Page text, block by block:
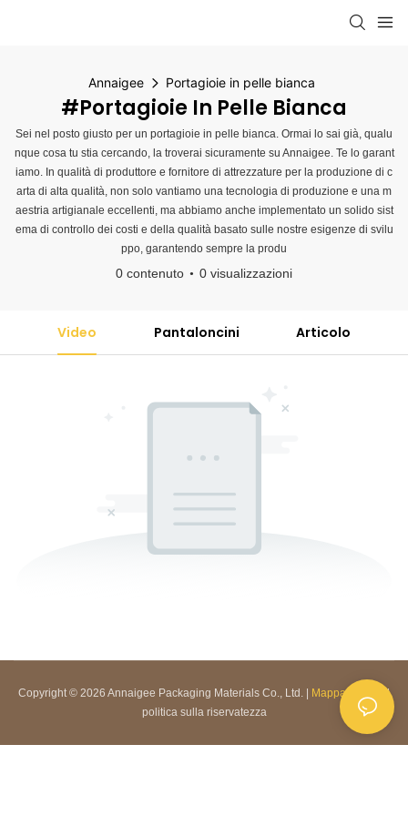
Annaigee Portagioie in pelle bianca
#Portagioie In Pelle Bianca
Sei nel posto giusto per un portagioie in pelle bianca. Ormai lo sai già, qualu
nque cosa tu stia cercando, la troverai sicuramente su Annaigee. Te lo garant
iamo. In qualità di produttore e fornitore di attrezzature per la produzione di c
arta di alta qualità, non solo vantiamo una tecnologia di produzione e una m
aestria artigianale eccellenti, ma abbiamo anche implementato un solido sist
ema di controllo dei costi e della qualità basato sulle nostre esigenze di svilu
ppo, garantendo sempre la produ
0 contenuto 0 visualizzazioni
Video Pantaloncini Articolo
Copyright © 2026 Annaigee Packaging Materials Co., Ltd. | Mappa del sito
|
politica sulla riservatezza